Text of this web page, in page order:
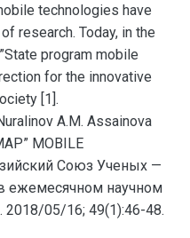
technologies have
research. Today, in the
program mobile
for the innovative
[1].
A.M. Assainova
MOBILE
Союз Ученых —
ежемесячном научном
2018/05/16; 49(1):46-48.